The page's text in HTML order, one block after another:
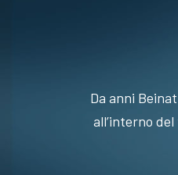
Da anni
all’interno